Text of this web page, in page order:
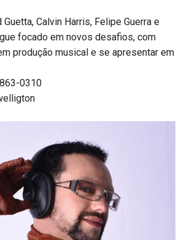
Guetta, Calvin Harris, Felipe Guerra e
focado em novos desafios, com
produção musical e se apresentar em
0310